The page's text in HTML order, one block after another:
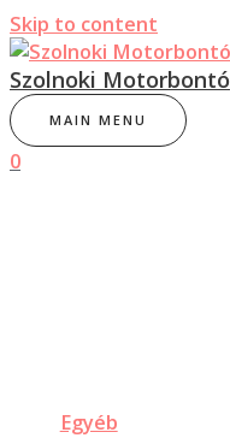
Skip to content
Szolnoki Motorbontó
MAIN MENU
0
Egyéb